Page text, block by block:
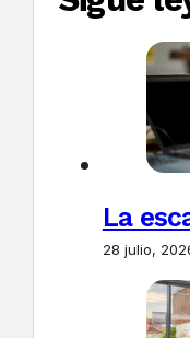
La
28 julio,